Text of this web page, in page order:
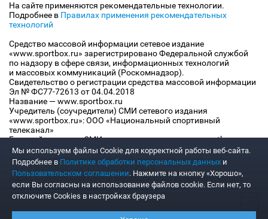
На сайте применяются рекомендательные технологии.
Подробнее в Правилах применения рекомендательных
технологий
Средство массовой информации сетевое издание
«www.sportbox.ru» зарегистрировано Федеральной службой
по надзору в сфере связи, информационных технологий
и массовых коммуникаций (Роскомнадзор).
Свидетельство о регистрации средства массовой информации
Эл № ФС77-72613 от 04.04.2018
Название — www.sportbox.ru
Учредитель (соучредители) СМИ сетевого издания
«www.sportbox.ru»: ООО «Национальный спортивный
телеканал»
Главный редактор СМИ сетевого издания «www.sportbox.ru»:
Конов В.А.
Номер телефона редакции СМИ сетевого издания
«www.sportbox.ru»: +7 (495) 653 8419
Адрес электронной почты редакции СМИ сетевого издания
«www.sportbox.ru»: editor@sportbox.ru
Мы используем файлы Сookie для корректной работы веб-сайта.
Подробнее в Политике обработки персональных данных и
Пользовательском соглашении. Нажмите на кнопку «Хорошо»,
если Вы согласны на использование файлов cookie. Если нет, то
отключите Cookies в настройках браузера